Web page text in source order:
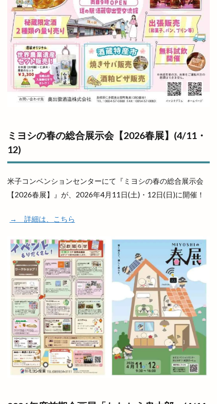
ミヨシの春の総合展示会【2026春展】(4/11・
12)
米子コンベンションセンターにて『ミヨシの春の総合展示会
【2026春展】』が、2026年4月11日(土)・12日(日)に開催！
→ 詳細は、こちら